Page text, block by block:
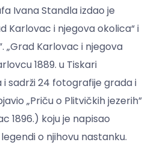
Ivana Standla izdao je
Karlovac i njegova okolica“ i
„Grad Karlovac i njegova
1889. u Tiskari
sadrži 24 fotografije grada i
„Priču o Plitvičkih jezerih”
1896.) koju je napisao
o njihovu nastanku.